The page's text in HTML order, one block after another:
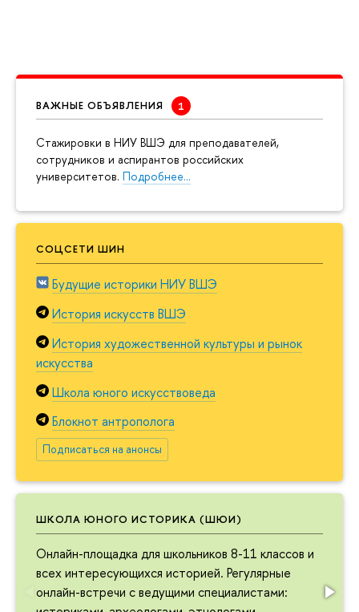
ВАЖНЫЕ ОБЪЯВЛЕНИЯ
Cтажировки в НИУ ВШЭ для преподавателей,
сотрудников и аспирантов российских
университетов. Подробнее…
СОЦСЕТИ ШИН
Будущие историки НИУ ВШЭ
История искусств ВШЭ
История художественной культуры и рынок
искусства
Школа юного искусствоведа
Блокнот антрополога
Подписаться на анонсы
ШКОЛА ЮНОГО ИСТОРИКА (ШЮИ)
Онлайн-площадка для школьников 8-11 классов и
всех интересующихся историей. Регулярные
онлайн-встречи с ведущими специалистами: